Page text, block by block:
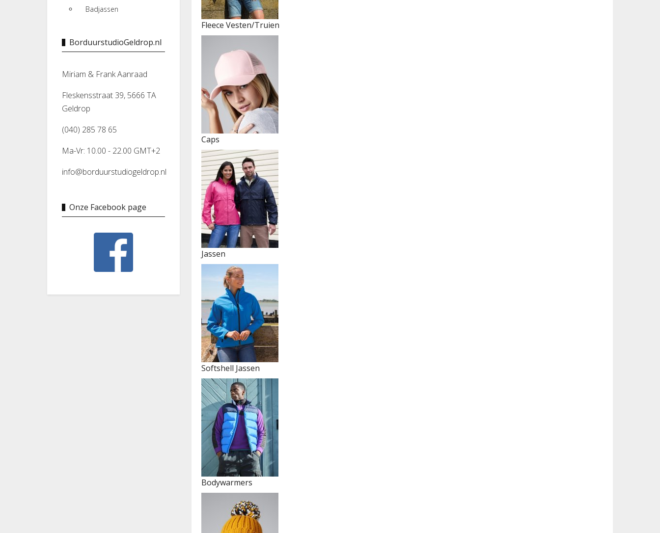
Badjassen
BorduurstudioGeldrop.nl
Miriam & Frank Aanraad
Fleskensstraat 39, 5666 TA
Geldrop
(040) 285 78 65
Ma-Vr: 10.00 - 22.00 GMT+2
info@borduurstudiogeldrop.nl
Onze Facebook page
Fleece Vesten/Truien
Caps
Jassen
Softshell Jassen
Bodywarmers